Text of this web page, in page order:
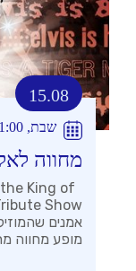
15.08
שבת, 21:00
מחווה
King of
אמנים
מופע מחווה